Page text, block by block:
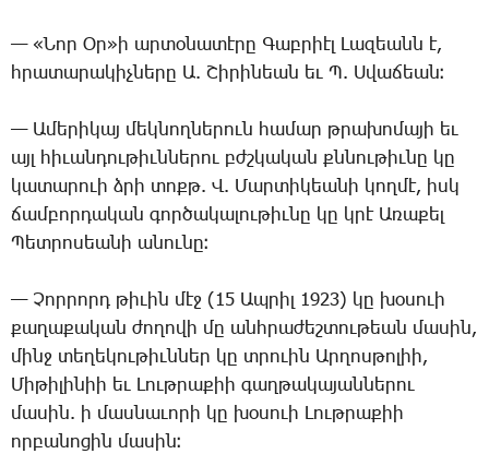
— «­Նոր Օր»ի ար­տօ­նա­տէ­րը ­Գաբ­րիէլ ­Լա­զեանն է,
հրա­տա­րա­կիչ­նե­րը Ա. ­Շի­րի­նեան եւ Պ. Ս­վա­ճեան։
— Ա­մե­րի­կայ մեկ­նող­նե­րուն հա­մար թրա­խո­մա­յի եւ
այլ հի­ւան­դու­թիւն­նե­րու բժշկա­կան քննու­թիւ­նը կը
կա­տա­րո­ւի ձրի տոքթ. Վ. ­Մար­տի­կեա­նի կող­մէ, իսկ
ճամ­բոր­դա­կան գոր­ծա­կա­լու­թիւ­նը կը կրէ Ա­ռա­քել
­Պետ­րո­սեա­նի ա­նու­նը։
— ­Չոր­րորդ թի­ւին մէջ (15 Ապ­րիլ 1923) կը խօ­սո­ւի
քա­ղա­քա­կան ժո­ղո­վի մը անհ­րա­ժեշ­տու­թեան մա­սին,
մինջ տե­ղե­կու­թիւն­ներ կը տրո­ւին Ար­ղոս­թո­լիի,
­Մի­թի­լի­նիի եւ ­Լութ­րա­քիի գաղ­թա­կա­յան­նե­րու
մա­սին. ի մաս­նա­ւո­րի կը խօ­սո­ւի ­Լութ­րա­քիի
որ­բա­նո­ցին մա­սին։